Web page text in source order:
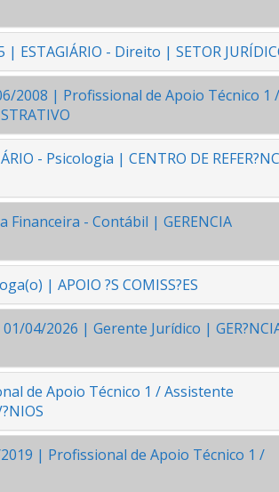
ESTAGIÁRIO - Direito | SETOR
2008 | Profissional de Apoio Técnico 1 /
- Psicologia | CENTRO DE
Financeira - Contábil | GERENCIA
| APOIO ?S COMISS?ES
01/04/2026 | Gerente Jurídico |
de Apoio Técnico 1 / Assistente
2019 | Profissional de Apoio Técnico 1 /